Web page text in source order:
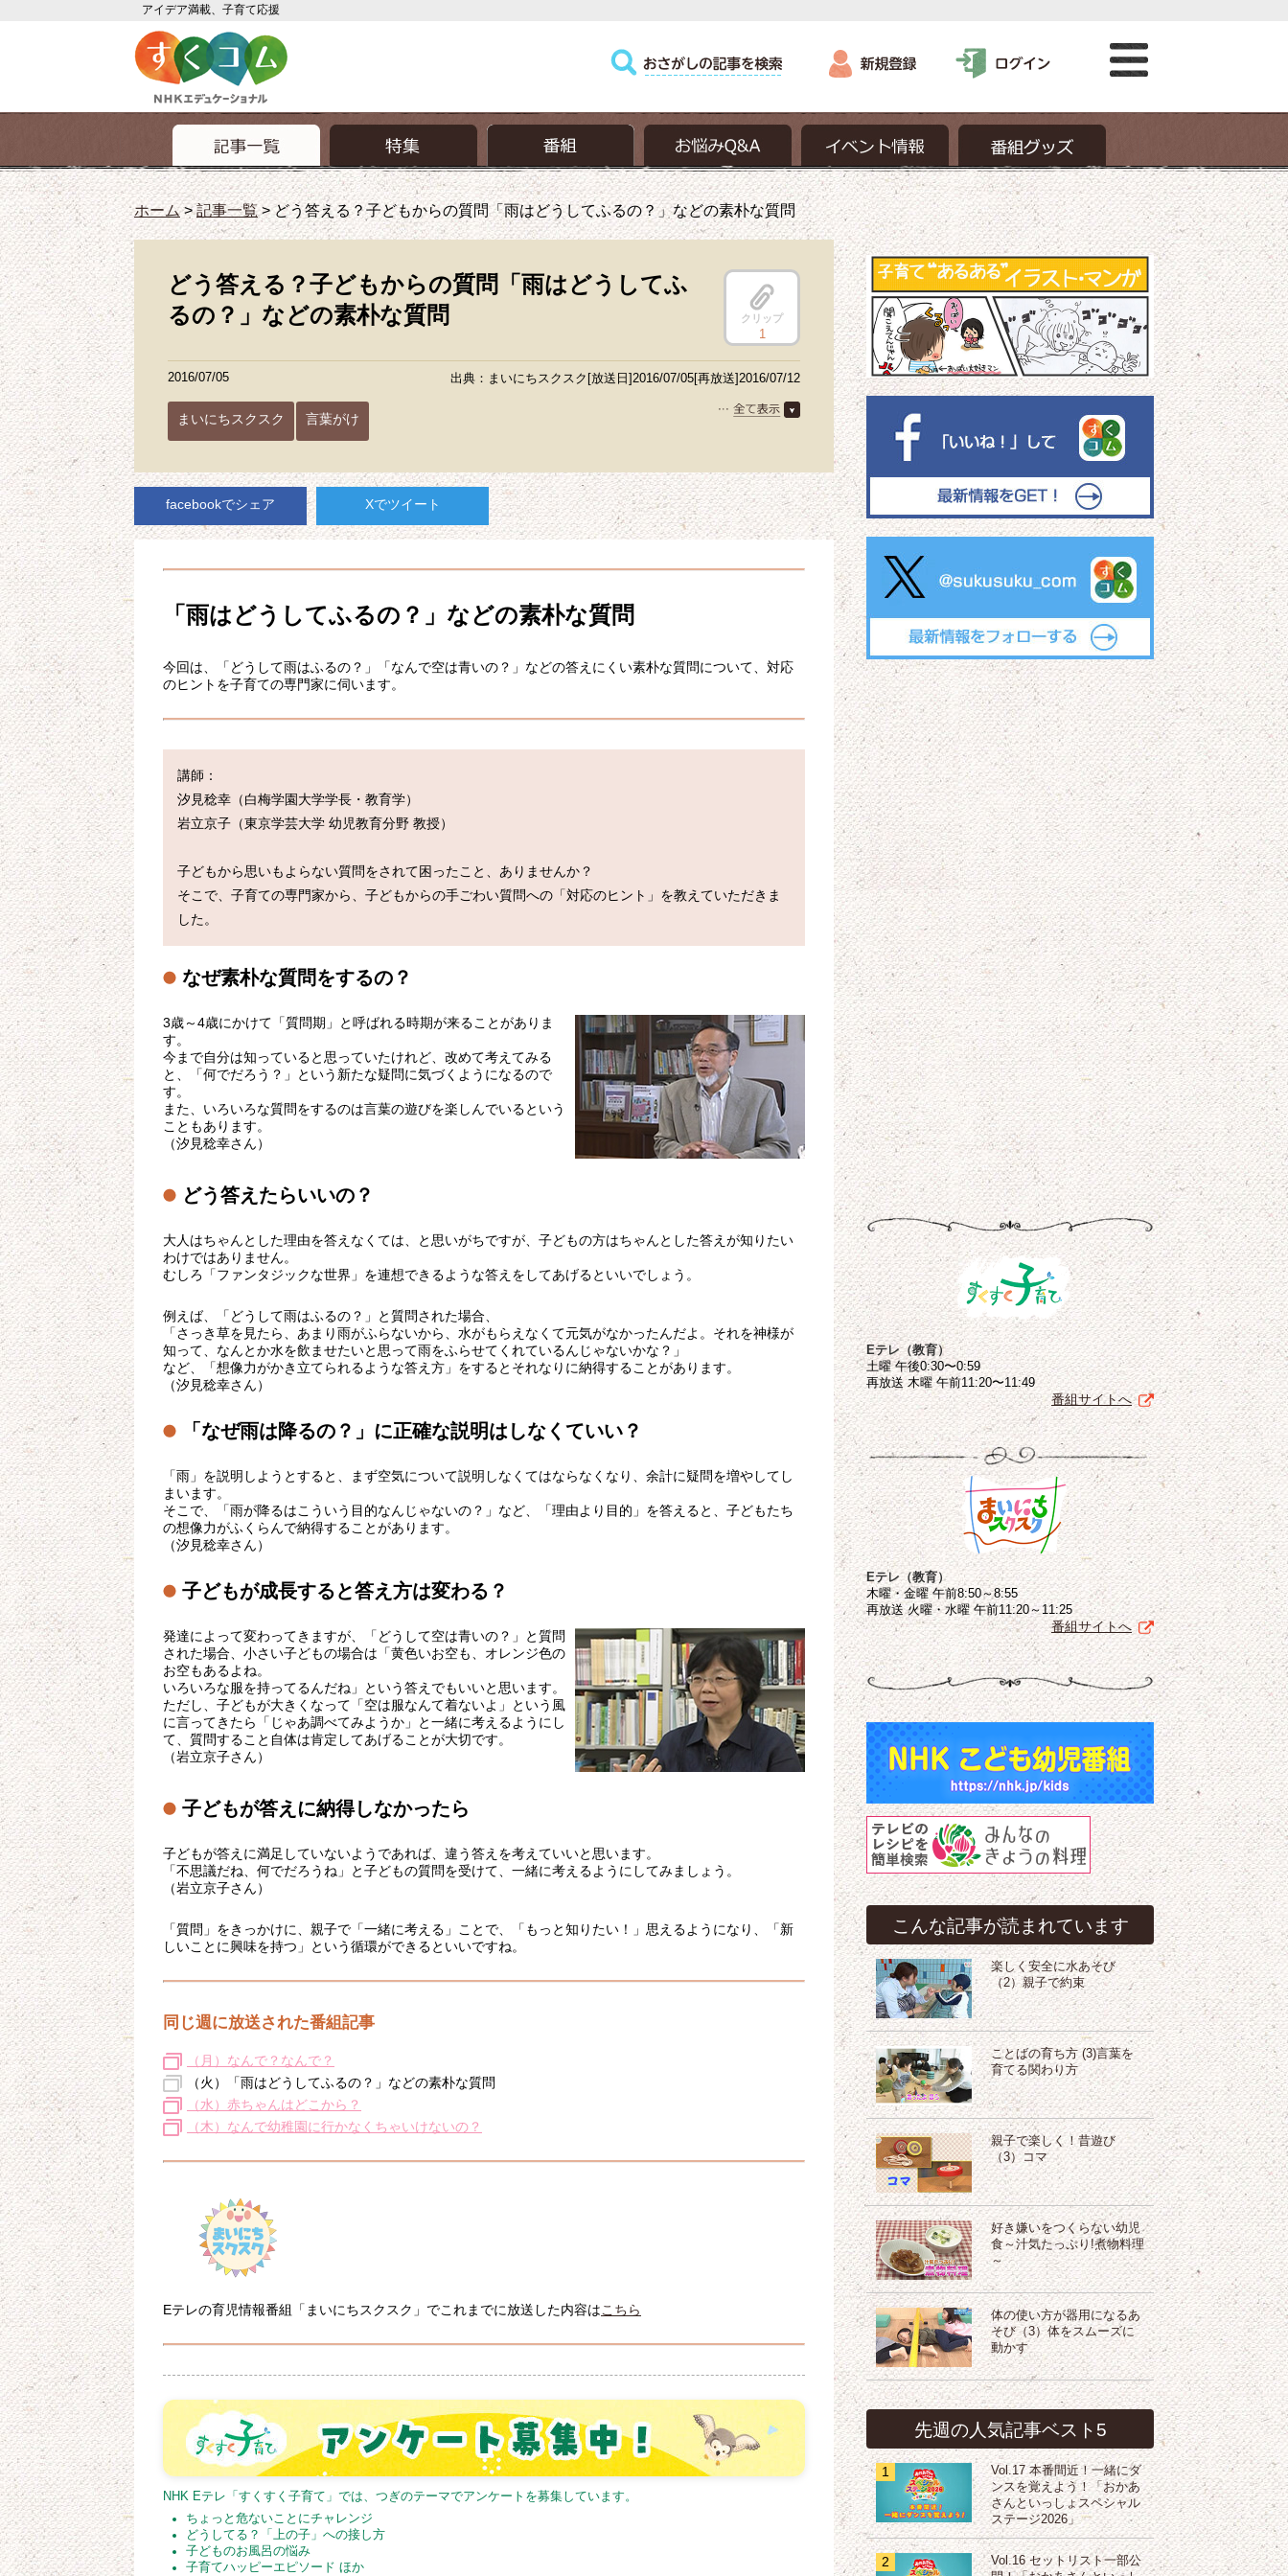
アイデア満載、子育て応援
ホーム>記事一覧>どう答える？子どもからの質問「雨はどうしてふるの？」などの素朴な質問
どう答える？子どもからの質問「雨はどうしてふ
るの？」などの素朴な質問
クリップ
1
2016/07/05 出典：まいにちスクスク[放送日]2016/07/05[再放送]2016/07/12
まいにちスクスク 言葉がけ
facebookでシェア Xでツイート
「雨はどうしてふるの？」などの素朴な質問
今回は、「どうして雨はふるの？」「なんで空は青いの？」などの答えにくい素朴な質問について、対応
のヒントを子育ての専門家に伺います。
講師：
汐見稔幸（白梅学園大学学長・教育学）
岩立京子（東京学芸大学 幼児教育分野 教授）
子どもから思いもよらない質問をされて困ったこと、ありませんか？
そこで、子育ての専門家から、子どもからの手ごわい質問への「対応のヒント」を教えていただきま
した。
なぜ素朴な質問をするの？
3歳～4歳にかけて「質問期」と呼ばれる時期が来ることがありま
す。
今まで自分は知っていると思っていたけれど、改めて考えてみる
と、「何でだろう？」という新たな疑問に気づくようになるので
す。
また、いろいろな質問をするのは言葉の遊びを楽しんでいるという
こともあります。
（汐見稔幸さん）
どう答えたらいいの？
大人はちゃんとした理由を答えなくては、と思いがちですが、子どもの方はちゃんとした答えが知りたい
わけではありません。
むしろ「ファンタジックな世界」を連想できるような答えをしてあげるといいでしょう。
例えば、「どうして雨はふるの？」と質問された場合、
「さっき草を見たら、あまり雨がふらないから、水がもらえなくて元気がなかったんだよ。それを神様が
知って、なんとか水を飲ませたいと思って雨をふらせてくれているんじゃないかな？」
など、「想像力がかき立てられるような答え方」をするとそれなりに納得することがあります。
（汐見稔幸さん）
「なぜ雨は降るの？」に正確な説明はしなくていい？
「雨」を説明しようとすると、まず空気について説明しなくてはならなくなり、余計に疑問を増やしてし
まいます。
そこで、「雨が降るはこういう目的なんじゃないの？」など、「理由より目的」を答えると、子どもたち
の想像力がふくらんで納得することがあります。
（汐見稔幸さん）
子どもが成長すると答え方は変わる？
発達によって変わってきますが、「どうして空は青いの？」と質問
された場合、小さい子どもの場合は「黄色いお空も、オレンジ色の
お空もあるよね。
いろいろな服を持ってるんだね」という答えでもいいと思います。
ただし、子どもが大きくなって「空は服なんて着ないよ」という風
に言ってきたら「じゃあ調べてみようか」と一緒に考えるようにし
て、質問すること自体は肯定してあげることが大切です。
（岩立京子さん）
子どもが答えに納得しなかったら
子どもが答えに満足していないようであれば、違う答えを考えていいと思います。
「不思議だね、何でだろうね」と子どもの質問を受けて、一緒に考えるようにしてみましょう。
（岩立京子さん）
「質問」をきっかけに、親子で「一緒に考える」ことで、「もっと知りたい！」思えるようになり、「新
しいことに興味を持つ」という循環ができるといいですね。
同じ週に放送された番組記事
（月）なんで？なんで？
（火）「雨はどうしてふるの？」などの素朴な質問
（水）赤ちゃんはどこから？
（木）なんで幼稚園に行かなくちゃいけないの？
Eテレの育児情報番組「まいにちスクスク」でこれまでに放送した内容はこちら
NHK Eテレ「すくすく子育て」では、つぎのテーマでアンケートを募集しています。
ちょっと危ないことにチャレンジ
どうしてる？「上の子」への接し方
子どものお風呂の悩み
子育てハッピーエピソード ほか
Eテレ（教育）
土曜 午後0:30〜0:59
再放送 木曜 午前11:20〜11:49
番組サイトへ
Eテレ（教育）
木曜・金曜 午前8:50～8:55
再放送 火曜・水曜 午前11:20～11:25
番組サイトへ
こんな記事が読まれています
楽しく安全に水あそび
（2）親子で約束
ことばの育ち方 (3)言葉を
育てる関わり方
親子で楽しく！昔遊び
（3）コマ
好き嫌いをつくらない幼児
食～汁気たっぷり!煮物料理
～
体の使い方が器用になるあ
そび（3）体をスムーズに
動かす
先週の人気記事ベスト5
1
Vol.17 本番間近！一緒にダ
ンスを覚えよう！「おかあ
さんといっしょスペシャル
ステージ2026」
2
Vol.16 セットリスト一部公